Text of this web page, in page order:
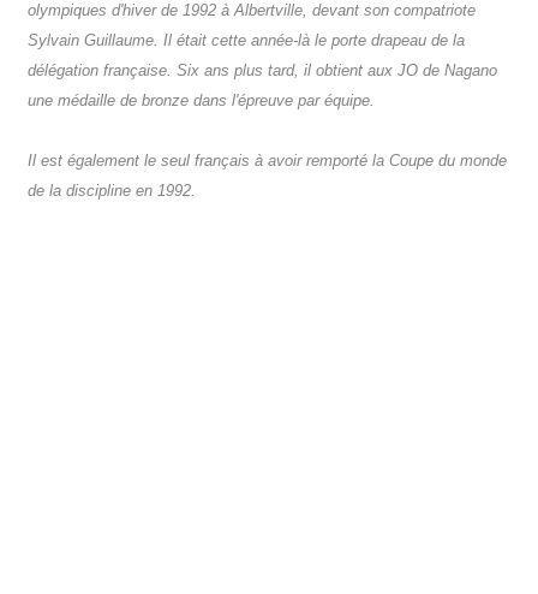
olympiques d'hiver de 1992 à Albertville, devant son compatriote
Sylvain Guillaume. Il était cette année-là le porte drapeau de la
délégation française. Six ans plus tard, il obtient aux JO de Nagano
une médaille de bronze dans l'épreuve par équipe.
Il est également le seul français à avoir remporté la Coupe du monde
de la discipline en 1992.